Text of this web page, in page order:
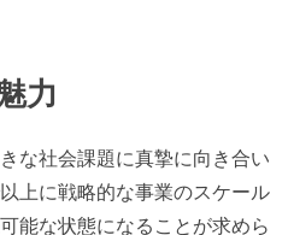
力
な社会課題に真摯に向き合い
上に戦略的な事業のスケール
能な状態になることが求めら